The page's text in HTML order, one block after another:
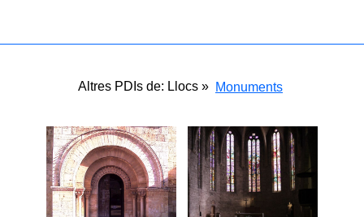
Altres PDIs de: Llocs » Monuments